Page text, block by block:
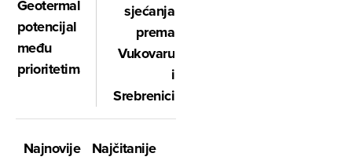
Geotermalni
potencijal
među
prioritetima
sjećanja
prema
Vukovaru
i
Srebrenici
Najnovije
Najčitanije